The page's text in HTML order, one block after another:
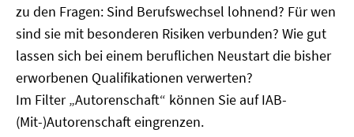
zu den Fragen: Sind Berufswechsel lohnend? Für wen
sind sie mit besonderen Risiken verbunden? Wie gut
lassen sich bei einem beruflichen Neustart die bisher
erworbenen Qualifikationen verwerten?
Im Filter „Autorenschaft“ können Sie auf IAB-
(Mit-)Autorenschaft eingrenzen.